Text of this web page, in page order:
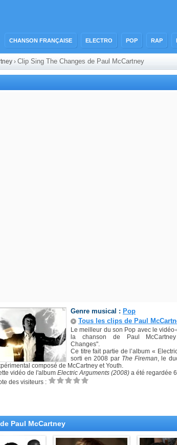
CHANSON FRANÇAISE ELECTRO POP RAP
› Clip Sing The Changes de Paul McCartney
Genre musical : Pop
Tous les clips de Paul
Le meilleur du son Pop avec le
la chanson de Paul
Changes".
Ce titre fait partie de l’album «
sorti en 2008 par The Fireman, le
composé de McCartney et Youth.
vidéo de l'album Electric Arguments (2008) a été regardée
des visiteurs :
Paul McCartney